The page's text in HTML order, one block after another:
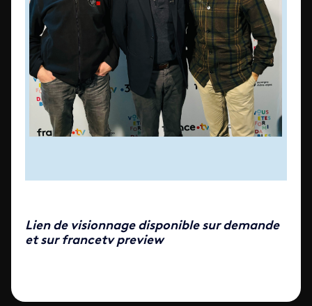
Lien de visionnage disponible sur demande
et sur francetv preview